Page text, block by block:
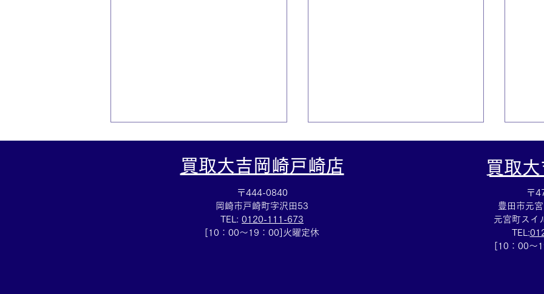
ル
買取大吉岡崎戸崎店
〒444-0840
岡崎市戸崎町字沢田53
TEL: 0120-111-673
[10：00～19：00]火曜定休
買取
〒
豊田市元
元宮町スイ
TEL:
[10：00～